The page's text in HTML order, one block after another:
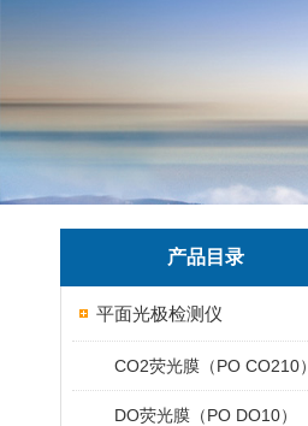
产品目录
平面光极检测仪
CO2荧光膜（PO CO210）
DO荧光膜（PO DO10）